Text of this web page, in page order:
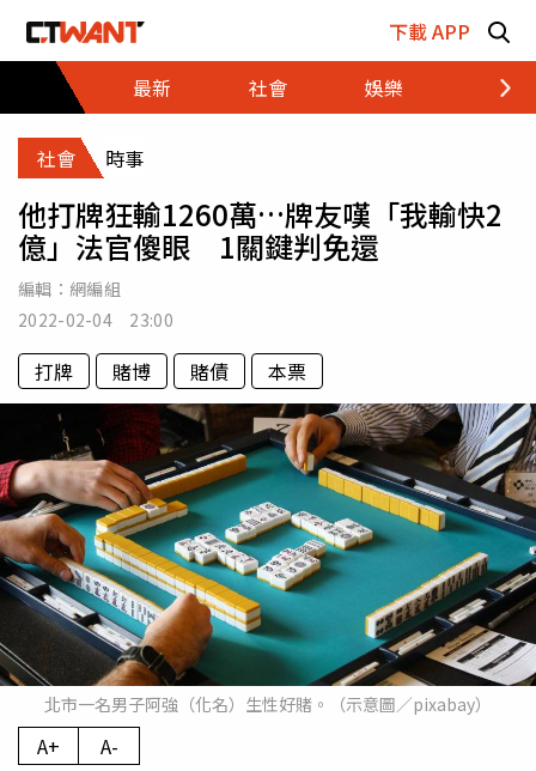
下載 APP
最新
社會 娛樂 財經
社會 時事
他打牌狂輸1260萬…牌友嘆「我輸快2
億」法官傻眼 1關鍵判免還
編輯： 網編組
2022-02-04 23:00
打牌 賭博 賭債 本票
北市一名男子阿強（化名）生性好賭。（示意圖／pixabay）
A+ A-